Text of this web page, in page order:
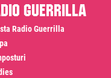
Guerrilla
Radio Guerrilla